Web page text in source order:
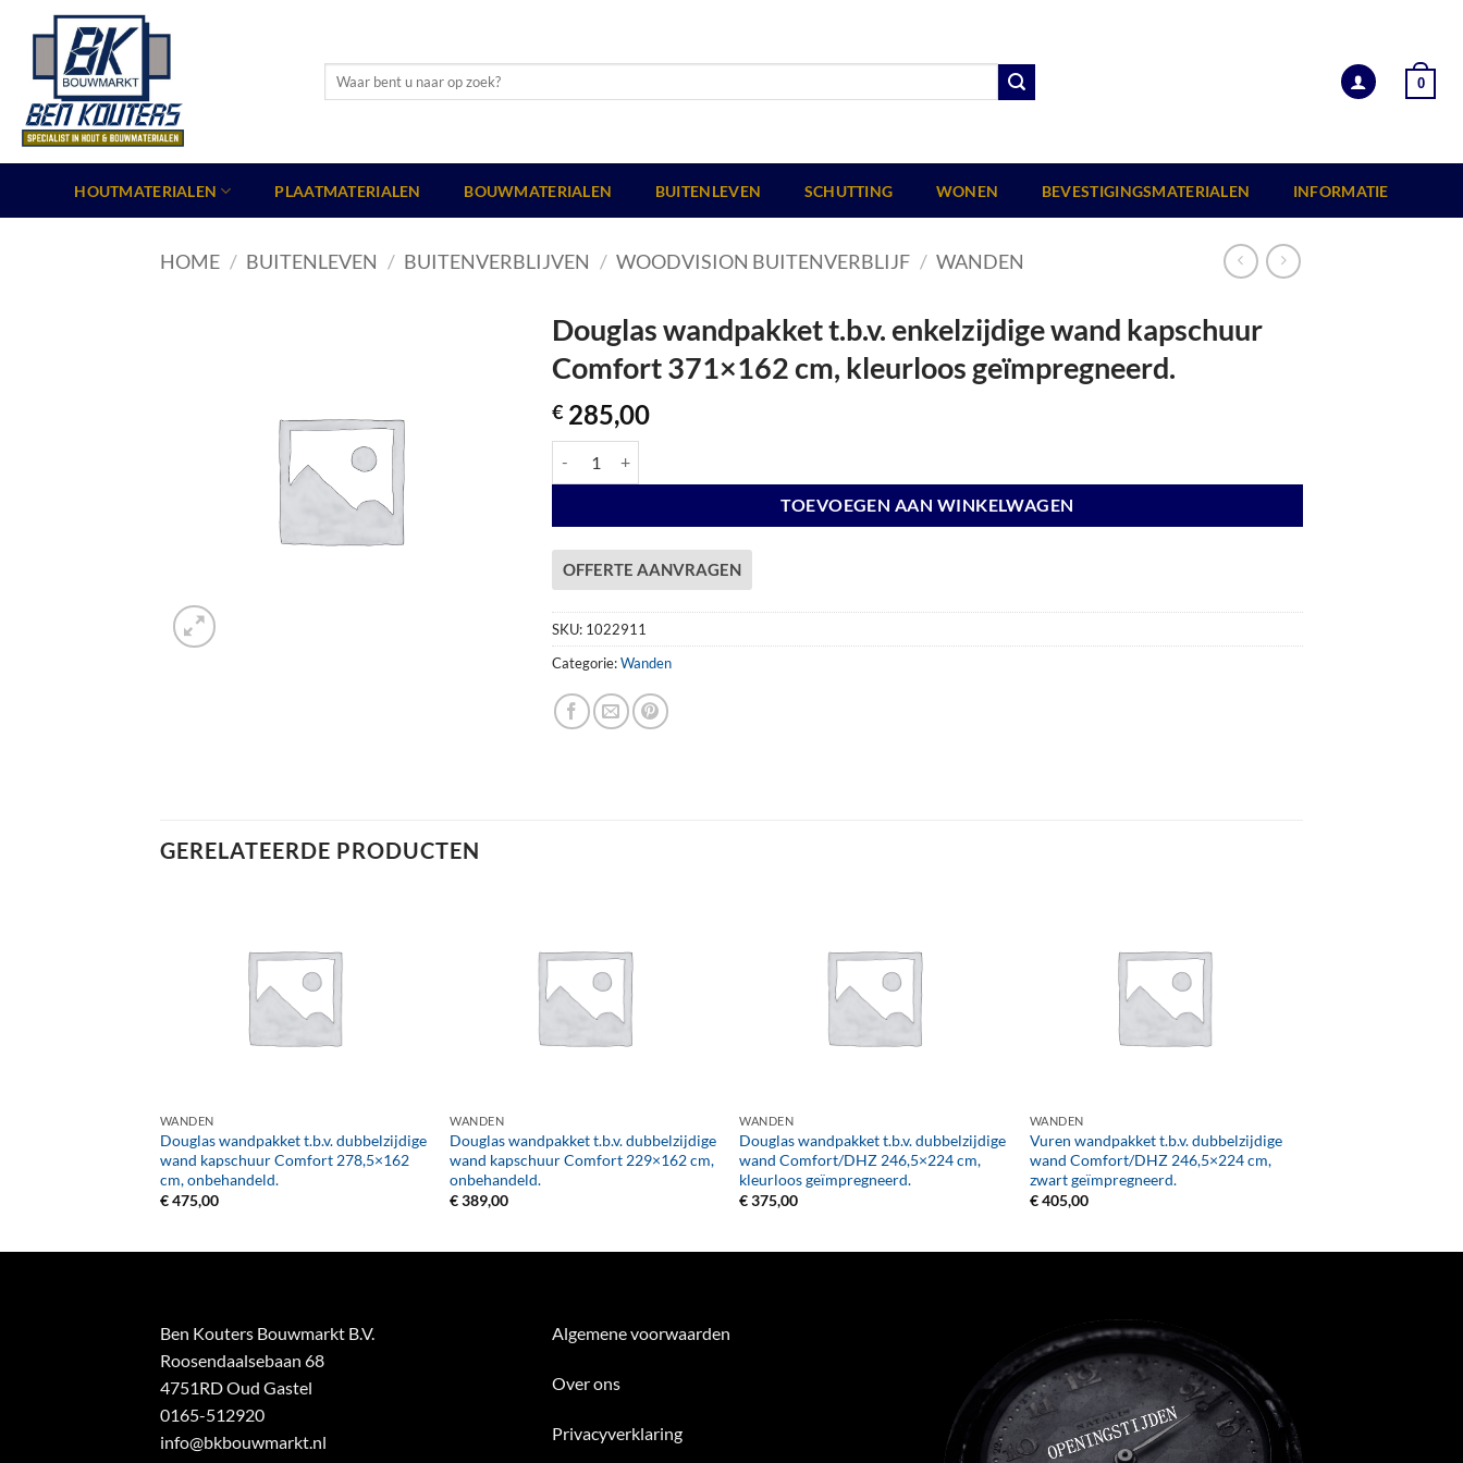
Zoeken
0
HOUTMATERIALEN PLAATMATERIALEN BOUWMATERIALEN BUITENLEVEN SCHUTTING WONEN BEVESTIGINGSMATERIALEN INFORMATIE
HOME / BUITENLEVEN / BUITENVERBLIJVEN / WOODVISION BUITENVERBLIJF / WANDEN
Douglas wandpakket t.b.v. enkelzijdige wand kapschuur
Comfort 371×162 cm, kleurloos geïmpregneerd.
€ 285,00
TOEVOEGEN AAN WINKELWAGEN
OFFERTE AANVRAGEN
SKU: 1022911
Categorie:Wanden
GERELATEERDE PRODUCTEN
WANDEN
Douglas wandpakket t.b.v. dubbelzijdige
wand kapschuur Comfort 278,5×162
cm, onbehandeld.
€475,00
WANDEN
Douglas wandpakket t.b.v. dubbelzijdige
wand kapschuur Comfort 229×162 cm,
onbehandeld.
€389,00
WANDEN
Douglas wandpakket t.b.v. dubbelzijdige
wand Comfort/DHZ 246,5×224 cm,
kleurloos geïmpregneerd.
€375,00
WANDEN
Vuren wandpakket t.b.v. dubbelzijdige
wand Comfort/DHZ 246,5×224 cm,
zwart geïmpregneerd.
€405,00
Ben Kouters Bouwmarkt B.V.
Roosendaalsebaan 68
4751RD Oud Gastel
0165-512920
info@bkbouwmarkt.nl
Algemene voorwaarden
Over ons
Privacyverklaring